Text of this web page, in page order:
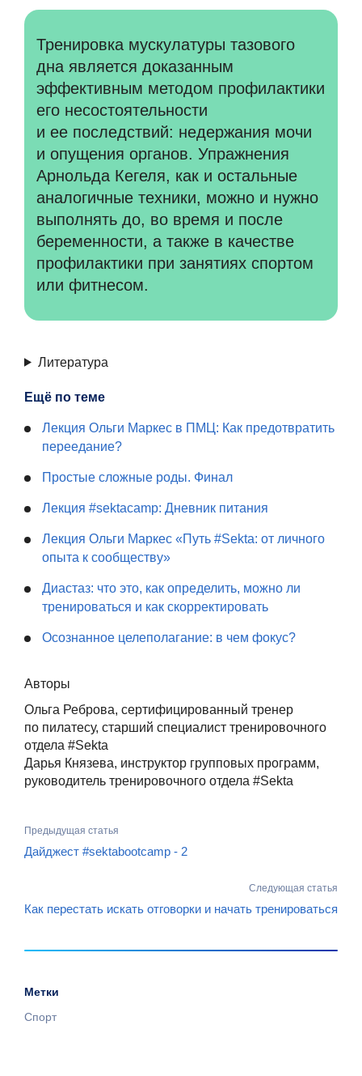
Тренировка мускулатуры тазового
дна является доказанным
эффективным методом профилактики
его несостоятельности
и ее последствий: недержания мочи
и опущения органов. Упражнения
Арнольда Кегеля, как и остальные
аналогичные техники, можно и нужно
выполнять до, во время и после
беременности, а также в качестве
профилактики при занятиях спортом
или фитнесом.
Литература
Ещё по теме
Лекция Ольги Маркес в ПМЦ: Как предотвратить
переедание?
Простые сложные роды. Финал
Лекция #sektacamp: Дневник питания
Лекция Ольги Маркес «Путь #Sekta: от личного
опыта к сообществу»
Диастаз: что это, как определить, можно ли
тренироваться и как скорректировать
Осознанное целеполагание: в чем фокус?
Авторы
Ольга Реброва, сертифицированный тренер
по пилатесу, старший специалист тренировочного
отдела #Sekta
Дарья Князева, инструктор групповых программ,
руководитель тренировочного отдела #Sekta
Предыдущая статья
Дайджест #sektabootcamp - 2
Следующая статья
Как перестать искать отговорки и начать тренироваться
Метки
Спорт